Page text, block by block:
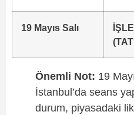
19 Mayıs Salı
Önemli Not: 19
İstanbul’da seans
durum, piyasadaki